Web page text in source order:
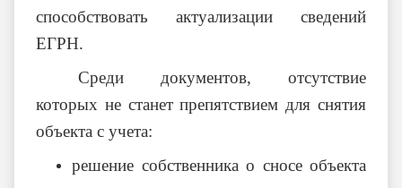
способствовать актуализации сведений
ЕГРН.
Среди документов, отсутствие
которых не станет препятствием для снятия
объекта с учета:
решение собственника о сносе объекта